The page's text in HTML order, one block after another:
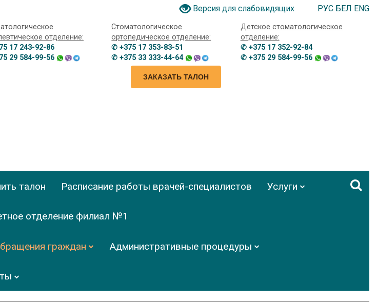
Версия для слабовидящих РУС БЕЛ ENG
отделение:
17 243-92-86
29 584-99-56
Стоматологическое
ортопедическое отделение:
✆ +375 17 353-83-51
✆ +375 33 333-44-64
Детское стоматологическое
отделение:
✆ +375 17 352-92-84
✆ +375 29 584-99-56
ЗАКАЗАТЬ ТАЛОН
талон Расписание работы врачей-специалистов Услуги
отделение филиал №1
граждан Административные процедуры